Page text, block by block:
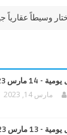
عقارياً جيداً
14 مارس 2023
مارس 14, 2023
13 مارس 2023